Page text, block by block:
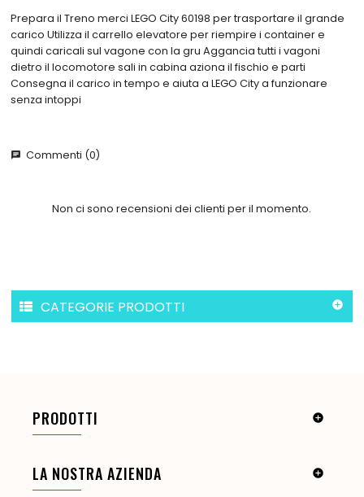
Prepara il Treno merci LEGO City 60198 per trasportare il grande
carico Utilizza il carrello elevatore per riempire i container e
quindi caricali sul vagone con la gru Aggancia tutti i vagoni
dietro il locomotore sali in cabina aziona il fischio e parti
Consegna il carico in tempo e aiuta a LEGO City a funzionare
senza intoppi
chat Commenti (0)
Non ci sono recensioni dei clienti per il momento.
CATEGORIE PRODOTTI 
PRODOTTI 
LA NOSTRA AZIENDA 